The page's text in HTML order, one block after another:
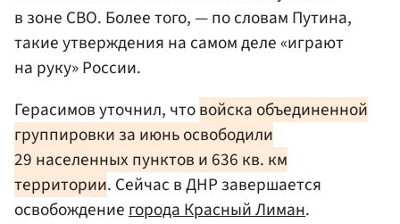
в зоне СВО. Более того, — по словам Путина,
такие утверждения на самом деле «играют
на руку» России.
Герасимов уточнил, чтовойска объединенной
группировки за июнь освободили
29 населенных пунктов и 636 кв. км
территории. Сейчас в ДНР завершается
освобождениегорода Красный Лиман.